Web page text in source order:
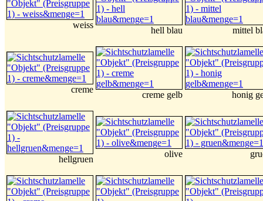
weiss
hell blau mittel
creme
creme gelb honig
hellgruen
olive